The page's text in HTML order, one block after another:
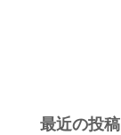
最近の投稿